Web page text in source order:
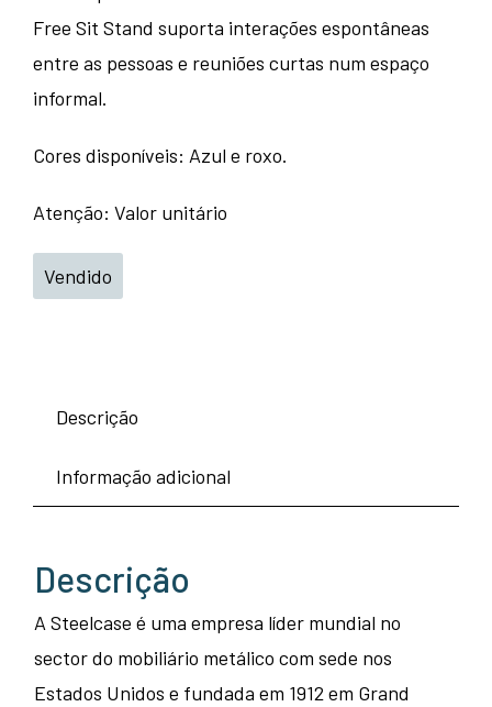
Free Sit Stand suporta interações espontâneas
entre as pessoas e reuniões curtas num espaço
informal.
Cores disponíveis: Azul e roxo.
Atenção: Valor unitário
Vendido
Descrição
Informação adicional
Descrição
A Steelcase é uma empresa líder mundial no
sector do mobiliário metálico com sede nos
Estados Unidos e fundada em 1912 em Grand